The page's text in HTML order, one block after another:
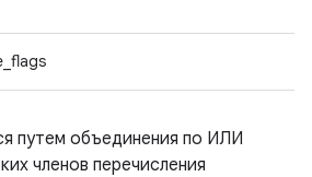
путем объединения по ИЛИ
членов перечисления